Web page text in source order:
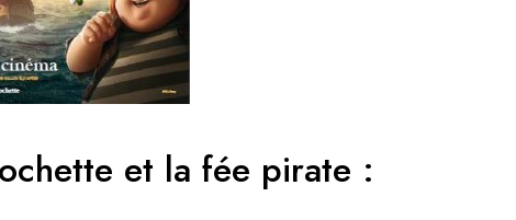
et la fée pirate :